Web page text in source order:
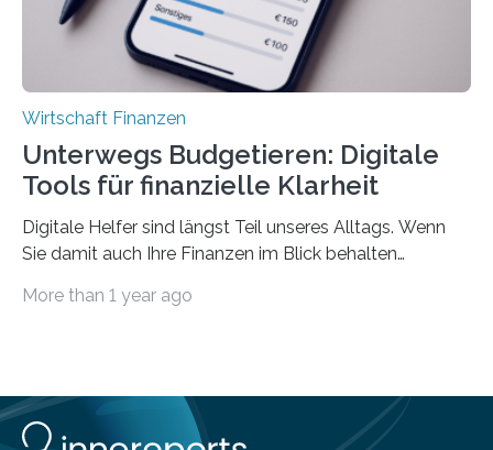
Wirtschaft Finanzen
Unterwegs Budgetieren: Digitale
Tools für finanzielle Klarheit
Digitale Helfer sind längst Teil unseres Alltags. Wenn
Sie damit auch Ihre Finanzen im Blick behalten
die genau das ermöglichen: Sie helfen Ihnen, Ausgaben
Lösungen interessieren. 1. Multibanking-Tools: Alle
Konten auf einen Blick Viele Banken bieten bereits in
More than 1 year ago